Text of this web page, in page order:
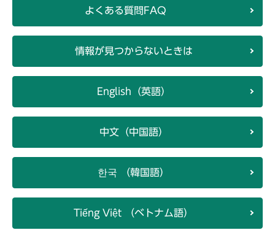
よくある質問FAQ
情報が見つからないときは
English（英語）
中文（中国語）
한국 （韓国語）
Tiếng Việt （ベトナム語）